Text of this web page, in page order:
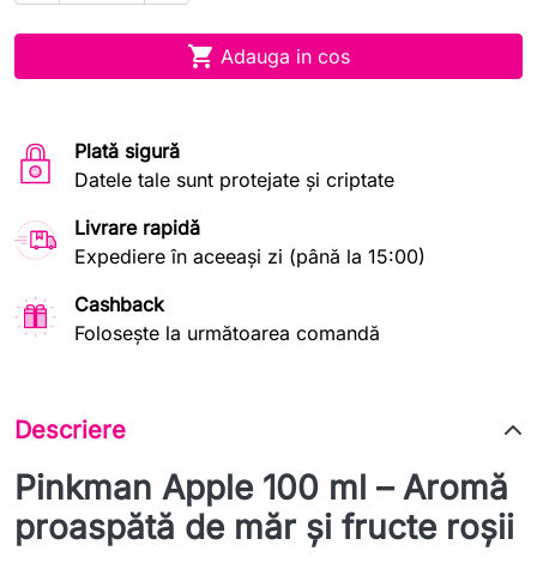
 Adauga in cos
Plată sigură
Datele tale sunt protejate și criptate
Livrare rapidă
Expediere în aceeași zi (până la 15:00)
Cashback
Folosește la următoarea comandă
Descriere
Pinkman Apple 100 ml – Aromă
proaspătă de măr și fructe roșii